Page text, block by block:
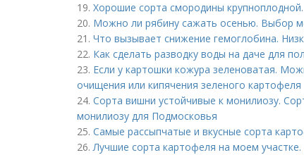
19. Хорошие сорта смородины
20. Можно ли рябину сажать осенью. Выбор
21. Что вызывает снижение гемоглобина.
22. Как сделать разводку воды на даче для
23. Если у картошки кожура зеленоватая.
очищения или кипячения зеленого картофеля
24. Сорта вишни устойчивые к монилиозу.
монилиозу для Подмосковья
25. Самые рассыпчатые и вкусные сорта
26.Лучшие сорта картофеля на моем